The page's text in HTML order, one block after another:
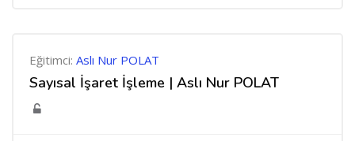
Eğitimci: Aslı Nur POLAT
Sayısal İşaret İşleme | Aslı Nur POLAT